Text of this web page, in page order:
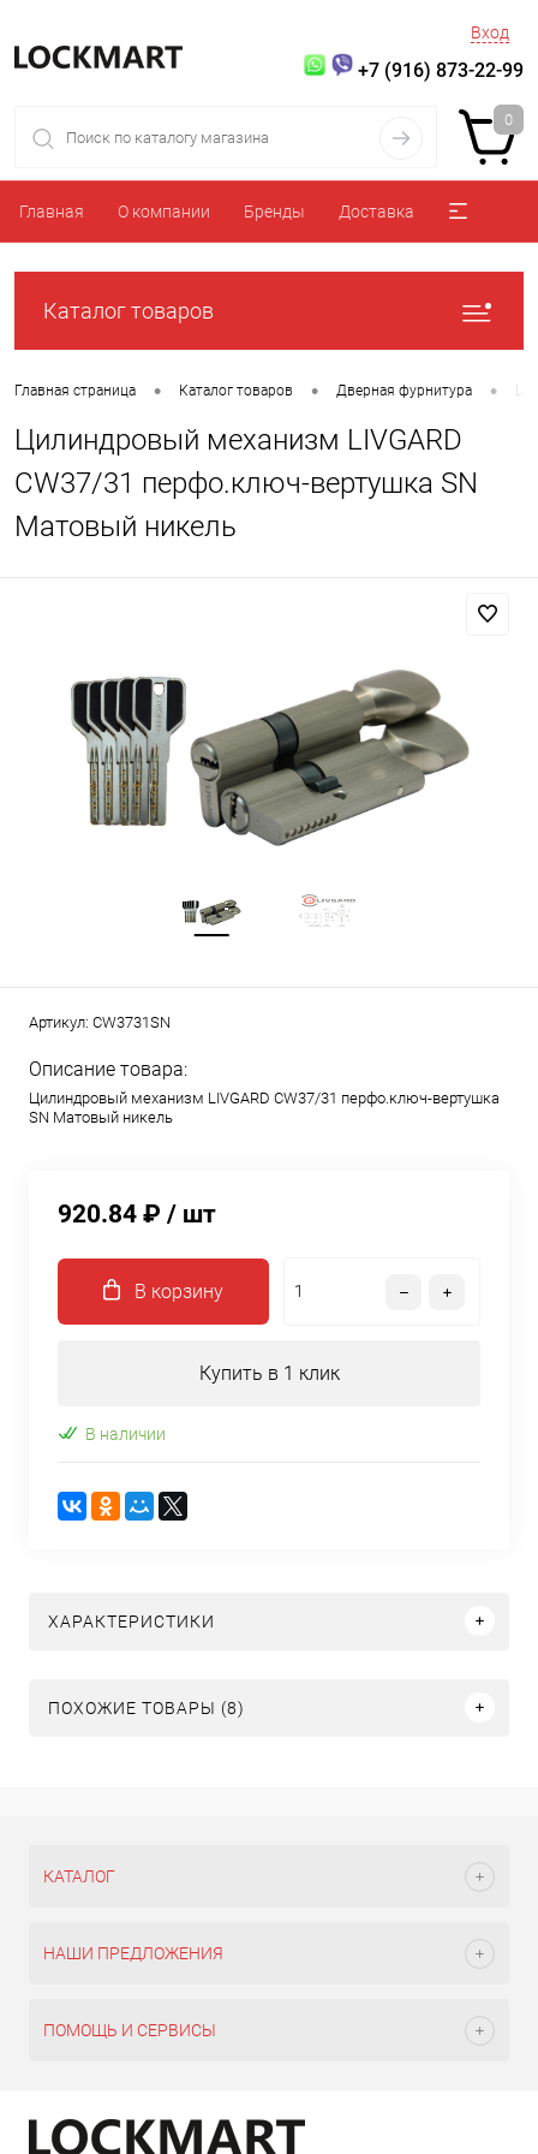
Вход
+7 (916) 873-22-99
0
Главная О компании Бренды Доставка
Каталог товаров
Главная страница • Каталог товаров • Дверная фурнитура •
Цилиндровый механизм LIVGARD
CW37/31 перфо.ключ-вертушка SN
Матовый никель
Артикул: CW3731SN
Описание товара:
Цилиндровый механизм LIVGARD CW37/31 перфо.ключ-вертушка
SN Матовый никель
920.84 ₽ / шт
В корзину
Купить в 1 клик
В наличии
ХАРАКТЕРИСТИКИ
ПОХОЖИЕ ТОВАРЫ (8)
КАТАЛОГ
НАШИ ПРЕДЛОЖЕНИЯ
ПОМОЩЬ И СЕРВИСЫ